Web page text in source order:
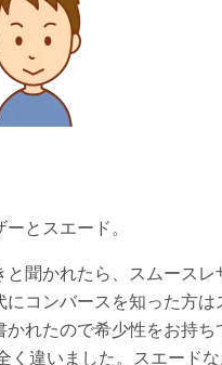
とスエード。
と聞かれたら、スムース
にコンバースを知った方は
れたので希少性をお持ち
く違いました。スエード